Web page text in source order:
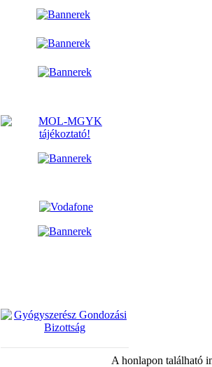
A honlapon található